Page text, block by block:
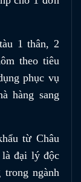
1 thân, 2
theo tiêu
phục vụ
hàng sang
từ Châu
là đại lý độc
ngành